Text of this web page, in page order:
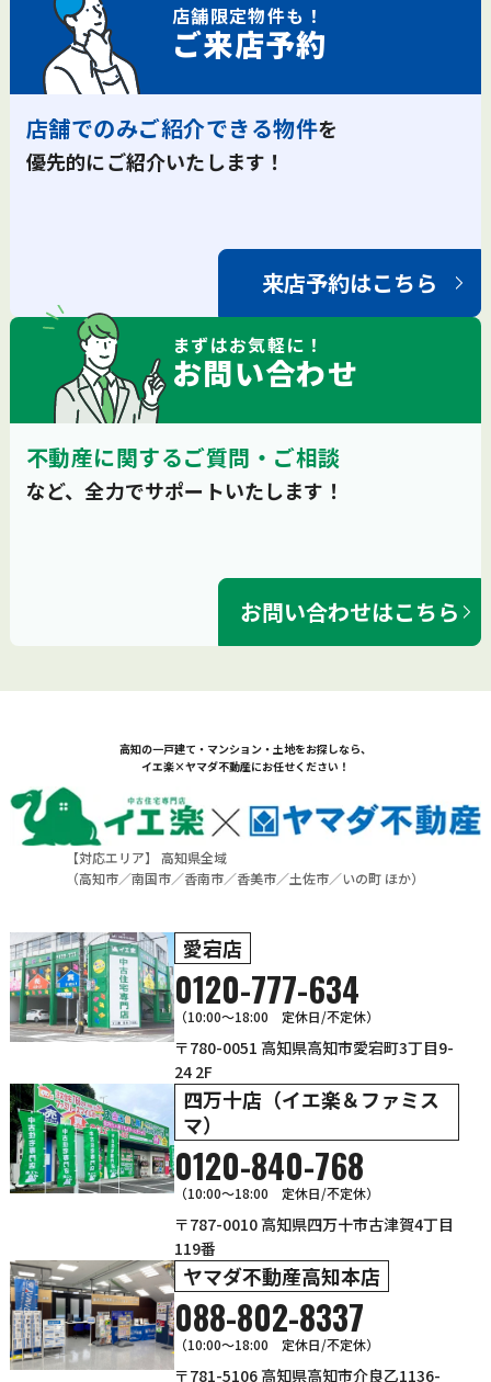
店舗限定物件も！
ご来店予約
店舗でのみご紹介できる物件を
優先的にご紹介いたします！
来店予約はこちら
まずはお気軽に！
お問い合わせ
不動産に関するご質問・ご相談
など、全力でサポートいたします！
お問い合わせはこちら
高知の一戸建て・マンション・土地をお探しなら、
イエ楽×ヤマダ不動産にお任せください！
【対応エリア】 高知県全域
（高知市／南国市／香南市／香美市／土佐市／いの町 ほか）
愛宕店
0120-777-634
（10:00～18:00 定休日/不定休）
〒780-0051 高知県高知市愛宕町3丁目9-
24 2F
四万十店（イエ楽＆ファミス
マ）
0120-840-768
（10:00〜18:00 定休日/不定休）
〒787-0010 高知県四万十市古津賀4丁目
119番
ヤマダ不動産高知本店
088-802-8337
（10:00～18:00 定休日/不定休）
〒781-5106 高知県高知市介良乙1136-